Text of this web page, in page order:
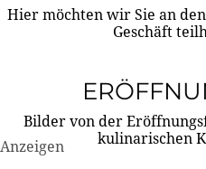
Hier möchten wir Sie an
Geschäft
Bilder von der
kulinarischen
Anzeigen